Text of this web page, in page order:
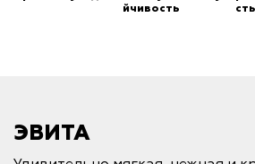
йчивость
сть
ЭВИТА